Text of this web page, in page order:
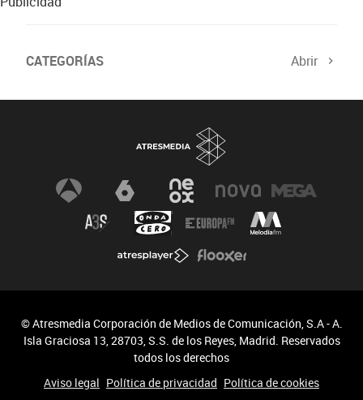
CATEGORÍAS Abrir
© Atresmedia Corporación de Medios de Comunicación, S.A - A.
Isla Graciosa 13, 28703, S.S. de los Reyes, Madrid. Reservados
todos los derechos
Aviso legal Política de privacidad Política de cookies